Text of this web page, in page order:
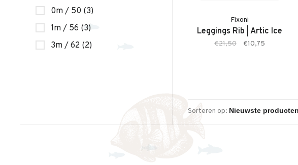
0m / 50 (3)
1m / 56 (3)
3m / 62 (2)
Fixoni
Leggings Rib | Artic Ice
€21,50 €10,75
Sorteren op: